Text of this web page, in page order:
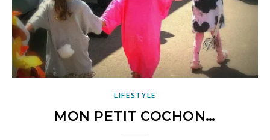
LIFESTYLE
MON PETIT COCHON…